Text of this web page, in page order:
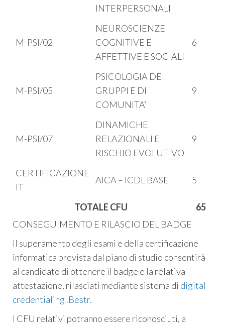
INTERPERSONALI
M-PSI/02
NEUROSCIENZE
COGNITIVE E
AFFETTIVE E SOCIALI
6
M-PSI/05
PSICOLOGIA DEI
GRUPPI E DI
COMUNITA’
9
M-PSI/07
DINAMICHE
RELAZIONALI E
RISCHIO EVOLUTIVO
9
CERTIFICAZIONE
IT
AICA – ICDL BASE 5
TOTALE CFU
65
CONSEGUIMENTO E RILASCIO DEL BADGE
Il superamento degli esami e della certificazione
informatica prevista dal piano di studio consentirà
al candidato di ottenere il badge e la relativa
attestazione, rilasciati mediante sistema di digital
credentialing .Bestr.
I CFU relativi potranno essere riconosciuti, a